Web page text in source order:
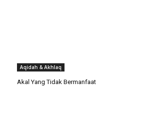
Aqidah & Akhlaq
Akal Yang Tidak Bermanfaat